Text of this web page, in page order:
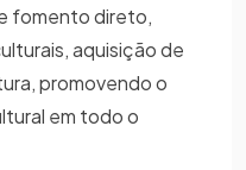
fomento direto,
aquisição de
promovendo o
em todo o